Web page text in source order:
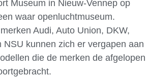
Museum in Nieuw-Vennep op
waar openluchtmuseum.
Audi, Auto Union, DKW,
NSU kunnen zich er vergapen aan
die de merken de afgelopen